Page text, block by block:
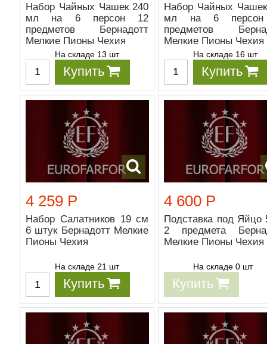
Набор Чайных Чашек 240
мл на 6 персон 12
предметов Бернадотт
Мелкие Пионы Чехия
На складе 13 шт
Купить
Набор Чайных
мл на 6
предметов
Мелкие Пионы Чехия
На складе 16 шт
Купить
4 259 Р
Набор Салатников 19 см
6 штук Бернадотт Мелкие
Пионы Чехия
На складе 21 шт
Купить
4 600 Р
Подставка под Яйцо
2 предмета
Мелкие Пионы Чехия
На складе 0 шт
Купить